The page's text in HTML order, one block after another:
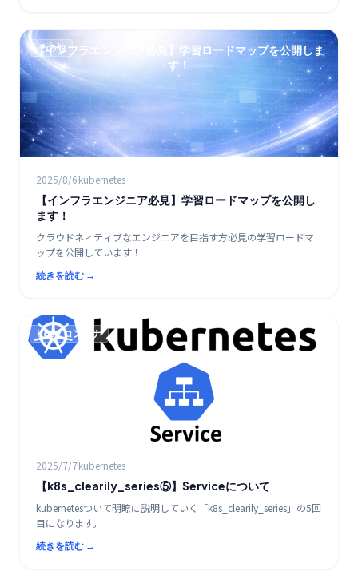
【インフラエンジニア必見】学習ロードマップを公開しま
す！
その他
2025/8/6kubernetes
【インフラエンジニア必見】学習ロードマップを公開し
ます！
クラウドネィティブなエンジニアを目指す方必見の学習ロードマ
ップを公開しています！
続きを読む →
K8s / コンテナ
2025/7/7kubernetes
【k8s_clearily_series⑤】Serviceについて
kubernetesついて明瞭に説明していく「k8s_clearily_series」の5回
目になります。
続きを読む →